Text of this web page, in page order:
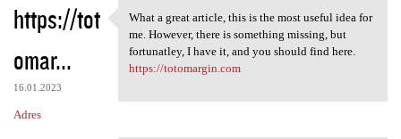
https://tot
omar...
16.01.2023
Adres
What a great article, this is
What a great article, this is the most useful idea for
me. However, there is something missing, but
fortunatley, I have it, and you should find here.
https://totomargin.com